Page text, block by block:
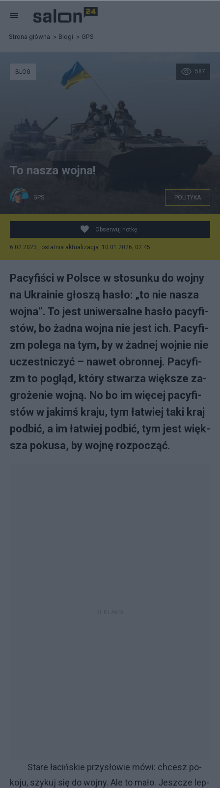
Strona główna Blogi GPS
587
BLOG
To nasza wojna!
GPS POLITYKA
Obserwuj notkę
6.02.2023 , ostatnia aktualizacja: 10.01.2026, 02:45
Pa­cy­fi­ści w Pol­sce w sto­sun­ku do woj­ny
na Ukra­inie gło­szą ha­sło: „to nie na­sza
woj­na”. To je­st uni­wer­sal­ne ha­sło pa­cy­fi­
stów, bo żad­na woj­na nie je­st ich. Pa­cy­fi­
zm po­le­ga na tym, by w żad­nej woj­nie nie
uczest­ni­czyć – na­wet obron­nej. Pa­cy­fi­
zm to po­gląd, któ­ry stwa­rza więk­sze za­
gro­że­nie woj­ną. No bo im wię­cej pa­cy­fi­
stów w ja­kimś kra­ju, tym ła­twiej ta­ki kraj
pod­bić, a im ła­twiej pod­bić, tym je­st więk­
sza po­ku­sa, by woj­nę roz­po­cząć.
Sta­re ła­ciń­skie przy­sło­wie mó­wi: chce­sz po­
ko­ju, szy­kuj się do woj­ny. Ale to ma­ło. Jesz­cze lep­